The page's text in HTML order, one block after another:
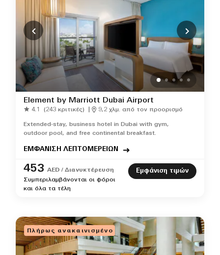
Element by Marriott Dubai Airport
4.1 (243 κριτικές) 9,2 χλμ. από τον προορισμό
Extended-stay, business hotel in Dubai with gym,
outdoor pool, and free continental breakfast.
ΕΜΦΑΝΙΣΗ ΛΕΠΤΟΜΕΡΕΙΩΝ
453 AED / Διανυκτέρευση
Συμπεριλαμβάνονται οι φόροι
και όλα τα τέλη
Εμφάνιση τιμών
Πλήρως ανακαινισμένο